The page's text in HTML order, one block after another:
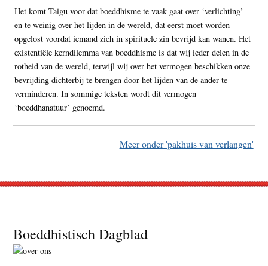
Het komt Taigu voor dat boeddhisme te vaak gaat over ‘verlichting’
en te weinig over het lijden in de wereld, dat eerst moet worden
opgelost voordat iemand zich in spirituele zin bevrijd kan wanen. Het
existentiële kerndilemma van boeddhisme is dat wij ieder delen in de
rotheid van de wereld, terwijl wij over het vermogen beschikken onze
bevrijding dichterbij te brengen door het lijden van de ander te
verminderen. In sommige teksten wordt dit vermogen
‘boeddhanatuur’ genoemd.
Meer onder 'pakhuis van verlangen'
Footer
Boeddhistisch Dagblad